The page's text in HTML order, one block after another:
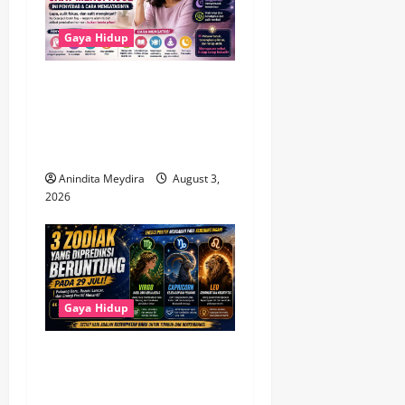
Gaya Hidup
Anindita Meydira
August 3,
2026
Gaya Hidup